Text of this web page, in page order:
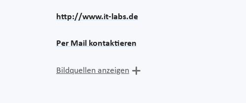
http://www.it-labs.de
Per Mail kontaktieren
Bildquellen anzeigen